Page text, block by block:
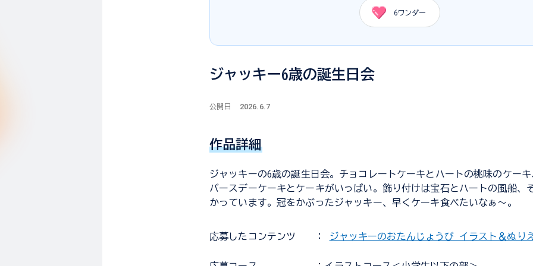
6ワンダー
ジャッキー6歳の誕生日会
公開日 2026.6.7
作品詳細
ジャッキーの6歳の誕生日会。チョコレートケーキとハートの桃味のケー
バースデーケーキとケーキがいっぱい。飾り付けは宝石とハートの風船、
かっています。冠をかぶったジャッキー、早くケーキ食べたいなぁ〜。
応募した コンテンツ ： ジャッキーのおたんじょうび イラスト＆ぬり